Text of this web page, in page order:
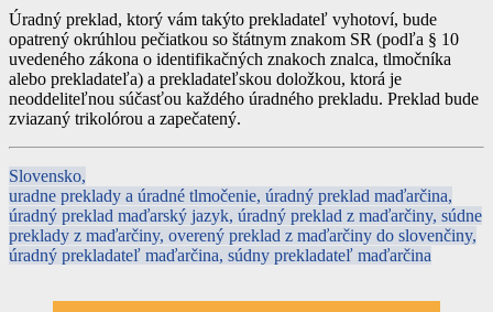
Úradný preklad, ktorý vám takýto prekladateľ vyhotoví, bude
opatrený okrúhlou pečiatkou so štátnym znakom SR (podľa § 10
uvedeného zákona o identifikačných znakoch znalca, tlmočníka
alebo prekladateľa) a prekladateľskou doložkou, ktorá je
neoddeliteľnou súčasťou každého úradného prekladu. Preklad bude
zviazaný trikolórou a zapečatený.
Slovensko,
uradne preklady a úradné tlmočenie, úradný preklad maďarčina,
úradný preklad maďarský jazyk, úradný preklad z maďarčiny, súdne
preklady z maďarčiny, overený preklad z maďarčiny do slovenčiny,
úradný prekladateľ maďarčina, súdny prekladateľ maďarčina